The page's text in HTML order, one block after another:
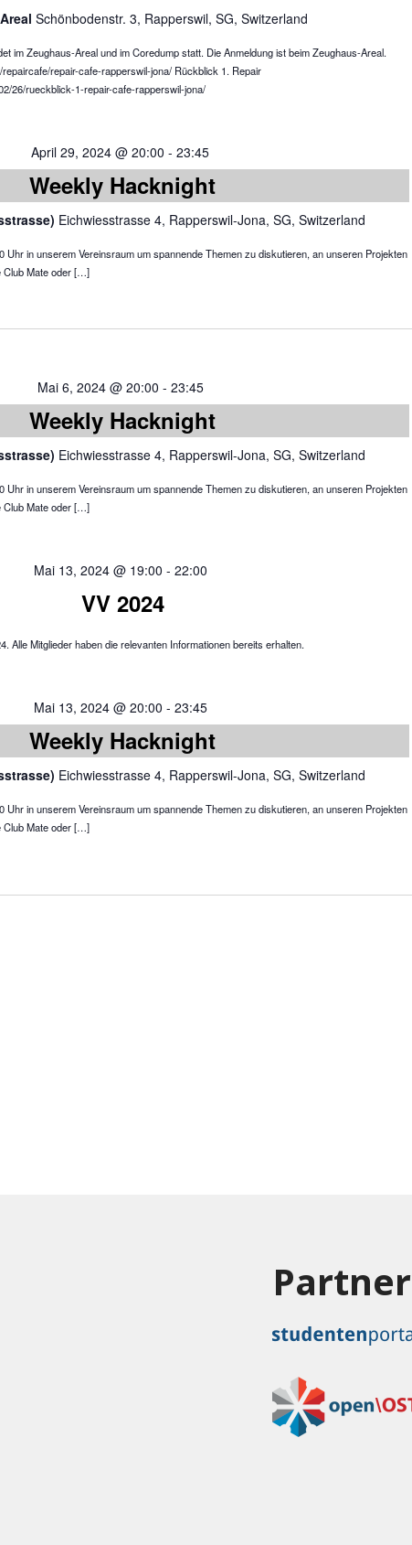
Schönbodenstr. 3, Rapperswil, SG, Switzerland
im Zeughaus-Areal und im Coredump statt. Die Anmeldung ist beim Zeughaus-Areal.
repair-cafe-rapperswil-jona/ Rückblick 1. Repair
26/rueckblick-1-repair-cafe-rapperswil-jona/
April 29, 2024 @ 20:00 -23:45
Weekly Hacknight
Eichwiesstrasse 4, Rapperswil-Jona, SG, Switzerland
Uhr in unserem Vereinsraum um spannende Themen zu diskutieren, an unseren Projekten
Club Mate oder […]
Mai 6, 2024 @ 20:00 - 23:45
Weekly Hacknight
Eichwiesstrasse 4, Rapperswil-Jona, SG, Switzerland
Uhr in unserem Vereinsraum um spannende Themen zu diskutieren, an unseren Projekten
Club Mate oder […]
Mai 13, 2024 @ 19:00 - 22:00
VV 2024
Alle Mitglieder haben die relevanten Informationen bereits erhalten.
Mai 13, 2024 @ 20:00 - 23:45
Weekly Hacknight
Eichwiesstrasse 4, Rapperswil-Jona, SG, Switzerland
Uhr in unserem Vereinsraum um spannende Themen zu diskutieren, an unseren Projekten
Club Mate oder […]
Partner